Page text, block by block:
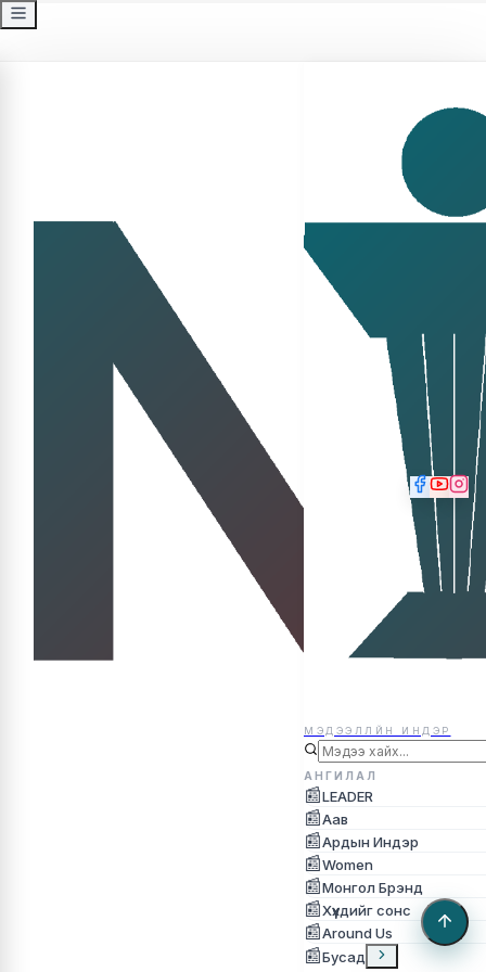
МЭДЭЭЛЛЙН ИНДЭР
АНГИЛАЛ
📰LEADER
📰Аав
📰Ардын Индэр
📰Women
📰Монгол Брэнд
📰Хүүхдийг сонс
📰Around Us
📰Бусад